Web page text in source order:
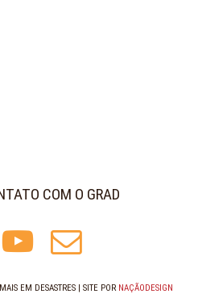
COM O GRAD
EM DESASTRES | SITE POR NAÇÃODESIGN